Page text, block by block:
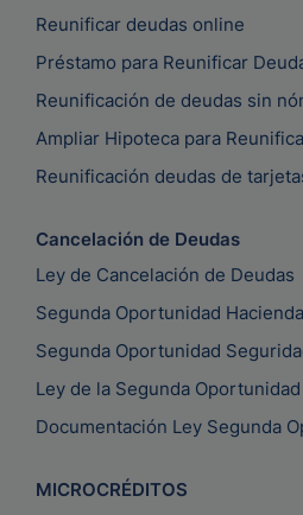
Reunificar deudas online
Préstamo para Reunificar
Reunificación de deudas sin
Ampliar Hipoteca para
Reunificación deudas de
Cancelación de Deudas
Ley de Cancelación de Deudas
Segunda Oportunidad Hacienda
Segunda Oportunidad
Ley de la Segunda
Documentación Ley Segunda
MICROCRÉDITOS